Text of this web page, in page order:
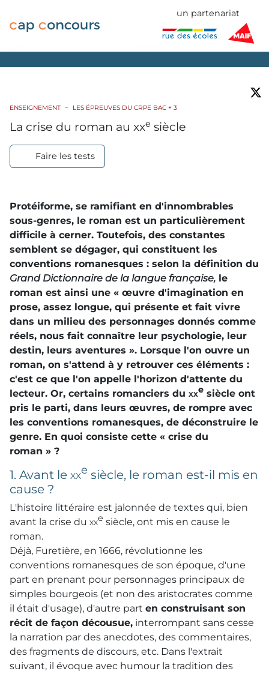
un partenariat
ENSEIGNEMENT LES ÉPREUVES DU CRPE BAC + 3
La crise du roman au xxe siècle
Faire les tests
Protéiforme, se ramifiant en d'innombrables
sous-genres, le roman est un particulièrement
difficile à cerner. Toutefois, des constantes
semblent se dégager, qui constituent les
conventions romanesques : selon la définition du
Grand Dictionnaire de la langue française, le
roman est ainsi une « œuvre d'imagination en
prose, assez longue, qui présente et fait vivre
dans un milieu des personnages donnés comme
réels, nous fait connaître leur psychologie, leur
destin, leurs aventures ». Lorsque l'on ouvre un
roman, on s'attend à y retrouver ces éléments :
c'est ce que l'on appelle l'horizon d'attente du
lecteur. Or, certains romanciers du xxe siècle ont
pris le parti, dans leurs œuvres, de rompre avec
les conventions romanesques, de déconstruire le
genre. En quoi consiste cette « crise du
roman » ?
1. Avant le xxe siècle, le roman est-il mis en
cause ?
L'histoire littéraire est jalonnée de textes qui, bien
avant la crise du xxe siècle, ont mis en cause le
roman.
Déjà, Furetière, en 1666, révolutionne les
conventions romanesques de son époque, d'une
part en prenant pour personnages principaux de
simples bourgeois (et non des aristocrates comme
il était d'usage), d'autre part en construisant son
récit de façon décousue, interrompant sans cesse
la narration par des anecdotes, des commentaires,
des fragments de discours, etc. Dans l'extrait
suivant, il évoque avec humour la tradition des